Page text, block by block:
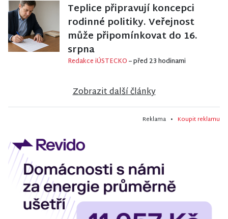
Teplice připravují koncepci
rodinné politiky. Veřejnost
může připomínkovat do 16.
srpna
Redakce iÚSTECKO– před 23 hodinami
Zobrazit další články
Reklama • Koupit reklamu